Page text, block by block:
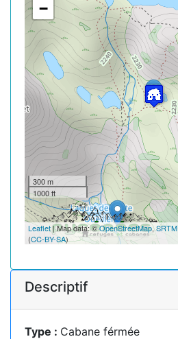
−
300 m
1000 ft
Leaflet| Map data: ©OpenStreetMap,SRTM
(CC-BY-SA)
Descriptif
Type : Cabane férmée